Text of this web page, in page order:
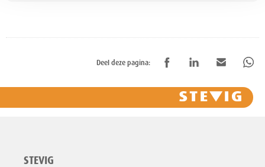
Deel deze pagina:
STEVIG